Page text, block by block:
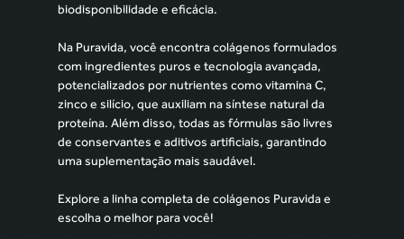
biodisponibilidade e eficácia.
Na Puravida, você encontra colágenos formulados
com ingredientes puros e tecnologia avançada,
potencializados por nutrientes como vitamina C,
zinco e silício, que auxiliam na síntese natural da
proteína. Além disso, todas as fórmulas são livres
de conservantes e aditivos artificiais, garantindo
uma suplementação mais saudável.
Explore a linha completa de colágenos Puravida e
escolha o melhor para você!